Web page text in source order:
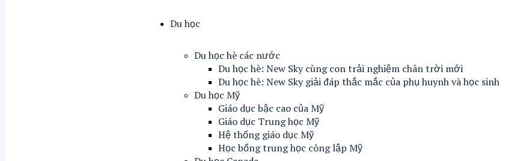
Du học
Du học hè các nước
Du học hè: New Sky cùng con trải nghiệm chân trời mới
Du học hè: New Sky giải đáp thắc mắc của phụ huynh và học sinh
Du học Mỹ
Giáo dục bậc cao của Mỹ
Giáo dục Trung học Mỹ
Hệ thống giáo dục Mỹ
Học bổng trung học công lập Mỹ